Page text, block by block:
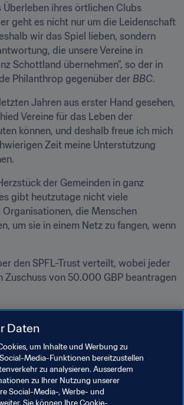
Überleben ihres örtlichen Clubs
geht es nicht nur um die Leidenschaft
wir das Spiel lieben, sondern
die unsere Vereine in
Schottland übernehmen", so der in
Philanthrop gegenüber der BBC.
Jahren aus erster Hand gesehen,
Vereine für das Leben der
können, und deshalb freue ich mich
Zeit meine Unterstützung
der Gemeinden in ganz
gibt heutzutage nicht viele
die Menschen
um sie in einem Netz zu fangen, wenn
den SPFL-Trust verteilt, wobei jeder
Zuschuss von 50.000 GBP beantragen
weitere Mittel zur Verfügung
auf den FIFA Fanpreis?
für Ihren Favoriten ab!
Daten
um Inhalte und Werbung zu
Media-Funktionen bereitzustellen
zu analysieren. Ausserdem
zu Ihrer Nutzung unserer
Social-Media-, Werbe- und
Sie können Ihre Cookie-